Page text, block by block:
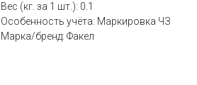
Вес (кг. за 1 шт.): 0.1
Особенность учёта: Маркировка ЧЗ
Марка/бренд: Факел